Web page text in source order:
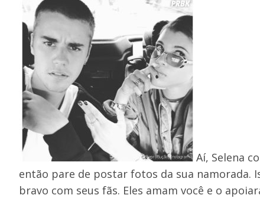
Aí, Selena
então pare de postar fotos da sua namorada.
bravo com seus fãs. Eles amam você e o